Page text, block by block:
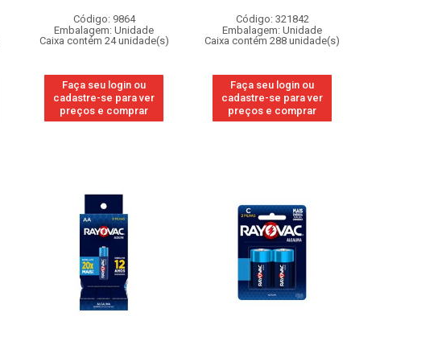
Código: 9864
Embalagem: Unidade
Caixa contém 24 unidade(s)
Faça seu login ou
cadastre-se para ver
preços e comprar
Código: 321842
Embalagem: Unidade
Caixa contém 288 unidade(s)
Faça seu login ou
cadastre-se para ver
preços e comprar